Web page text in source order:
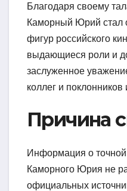
Благодаря своему
Каморный Юрий стал
фигур российского
выдающиеся роли и
заслуженное
коллег и поклонников
Причина
Информация о
Каморного Юрия не
официальных